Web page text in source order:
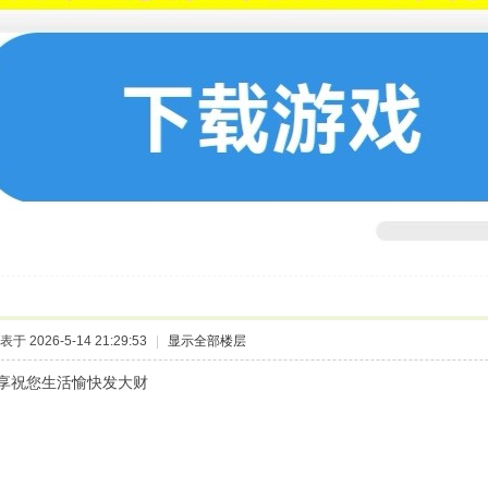
于 2026-5-14 21:29:53 显示全部楼层
祝您生活愉快发大财